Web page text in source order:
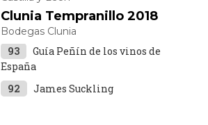
Clunia Tempranillo 2018
Bodegas Clunia
93
Guía Peñín de los vinos de
España
92
James Suckling